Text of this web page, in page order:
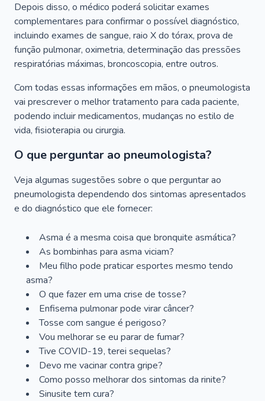
Depois disso, o médico poderá solicitar exames
complementares para confirmar o possível diagnóstico,
incluindo exames de sangue, raio X do tórax, prova de
função pulmonar, oximetria, determinação das pressões
respiratórias máximas, broncoscopia, entre outros.
Com todas essas informações em mãos, o pneumologista
vai prescrever o melhor tratamento para cada paciente,
podendo incluir medicamentos, mudanças no estilo de
vida, fisioterapia ou cirurgia.
O que perguntar ao pneumologista?
Veja algumas sugestões sobre o que perguntar ao
pneumologista dependendo dos sintomas apresentados
e do diagnóstico que ele fornecer:
Asma é a mesma coisa que bronquite asmática?
As bombinhas para asma viciam?
Meu filho pode praticar esportes mesmo tendo
asma?
O que fazer em uma crise de tosse?
Enfisema pulmonar pode virar câncer?
Tosse com sangue é perigoso?
Vou melhorar se eu parar de fumar?
Tive COVID-19, terei sequelas?
Devo me vacinar contra gripe?
Como posso melhorar dos sintomas da rinite?
Sinusite tem cura?